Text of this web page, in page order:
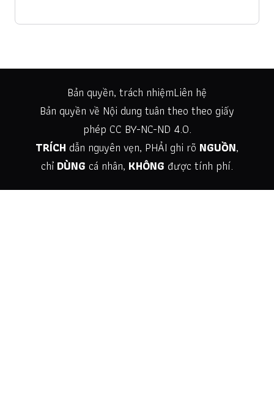
Bản quyền, trách nhiệmLiên hệ
Bản quyền về Nội dung tuân theo theo giấy
phép CC BY-NC-ND 4.0.
TRÍCH dẫn nguyên vẹn, PHẢI ghi rõ NGUỒN,
chỉ DÙNG cá nhân, KHÔNG được tính phí.